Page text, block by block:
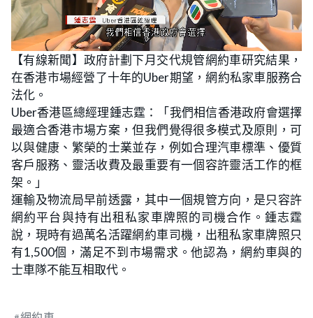
U
n
m
t
e
L
o
a
d
e
6
.
4
9
%
【有線新聞】政府計劃下月交代規管網約車研究結果，
在香港市場經營了十年的Uber期望，網約私家車服務合
法化。
Uber香港區總經理鍾志霆：「我們相信香港政府會選擇
最適合香港市場方案，但我們覺得很多模式及原則，可
以與健康、繁榮的士業並存，例如合理汽車標準、優質
客戶服務、靈活收費及最重要有一個容許靈活工作的框
架。」
運輸及物流局早前透露，其中一個規管方向，是只容許
網約平台與持有出租私家車牌照的司機合作。鍾志霆
說，現時有過萬名活躍網約車司機，出租私家車牌照只
有1,500個，滿足不到市場需求。他認為，網約車與的
士車隊不能互相取代。